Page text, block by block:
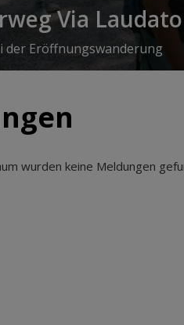
Via Laudato
der Eröffnungswanderung
wurden keine Meldungen